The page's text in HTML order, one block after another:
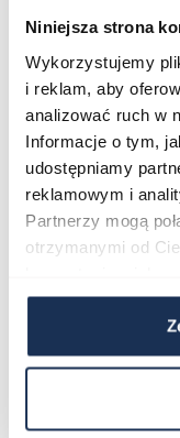
Niniejsza strona
Wykorzystujemy
i reklam, aby
analizować ruch w
Informacje o tym,
udostępniamy
reklamowym i
Partnerzy mogą
otrzymanymi od
Poruszanie się po
Naciśnij, aby pominąć
Naciśnij, aby przejść
CASIO Sport AE-
03362600